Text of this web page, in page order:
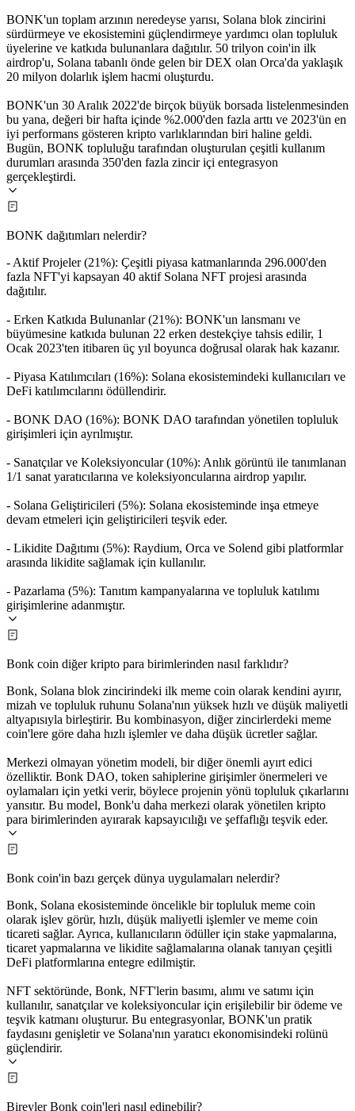
BONK'un toplam arzının neredeyse yarısı, Solana blok zincirini
sürdürmeye ve ekosistemini güçlendirmeye yardımcı olan topluluk
üyelerine ve katkıda bulunanlara dağıtılır. 50 trilyon coin'in ilk
airdrop'u, Solana tabanlı önde gelen bir DEX olan Orca'da yaklaşık
20 milyon dolarlık işlem hacmi oluşturdu.
BONK'un 30 Aralık 2022'de birçok büyük borsada listelenmesinden
bu yana, değeri bir hafta içinde %2.000'den fazla arttı ve 2023'ün en
iyi performans gösteren kripto varlıklarından biri haline geldi.
Bugün, BONK topluluğu tarafından oluşturulan çeşitli kullanım
durumları arasında 350'den fazla zincir içi entegrasyon
gerçekleştirdi.
BONK dağıtımları nelerdir?
- Aktif Projeler (21%): Çeşitli piyasa katmanlarında 296.000'den
fazla NFT'yi kapsayan 40 aktif Solana NFT projesi arasında
dağıtılır.
- Erken Katkıda Bulunanlar (21%): BONK'un lansmanı ve
büyümesine katkıda bulunan 22 erken destekçiye tahsis edilir, 1
Ocak 2023'ten itibaren üç yıl boyunca doğrusal olarak hak kazanır.
- Piyasa Katılımcıları (16%): Solana ekosistemindeki kullanıcıları ve
DeFi katılımcılarını ödüllendirir.
- BONK DAO (16%): BONK DAO tarafından yönetilen topluluk
girişimleri için ayrılmıştır.
- Sanatçılar ve Koleksiyoncular (10%): Anlık görüntü ile tanımlanan
1/1 sanat yaratıcılarına ve koleksiyoncularına airdrop yapılır.
- Solana Geliştiricileri (5%): Solana ekosisteminde inşa etmeye
devam etmeleri için geliştiricileri teşvik eder.
- Likidite Dağıtımı (5%): Raydium, Orca ve Solend gibi platformlar
arasında likidite sağlamak için kullanılır.
- Pazarlama (5%): Tanıtım kampanyalarına ve topluluk katılımı
girişimlerine adanmıştır.
Bonk coin diğer kripto para birimlerinden nasıl farklıdır?
Bonk, Solana blok zincirindeki ilk meme coin olarak kendini ayırır,
mizah ve topluluk ruhunu Solana'nın yüksek hızlı ve düşük maliyetli
altyapısıyla birleştirir. Bu kombinasyon, diğer zincirlerdeki meme
coin'lere göre daha hızlı işlemler ve daha düşük ücretler sağlar.
Merkezi olmayan yönetim modeli, bir diğer önemli ayırt edici
özelliktir. Bonk DAO, token sahiplerine girişimler önermeleri ve
oylamaları için yetki verir, böylece projenin yönü topluluk çıkarlarını
yansıtır. Bu model, Bonk'u daha merkezi olarak yönetilen kripto
para birimlerinden ayırarak kapsayıcılığı ve şeffaflığı teşvik eder.
Bonk coin'in bazı gerçek dünya uygulamaları nelerdir?
Bonk, Solana ekosisteminde öncelikle bir topluluk meme coin
olarak işlev görür, hızlı, düşük maliyetli işlemler ve meme coin
ticareti sağlar. Ayrıca, kullanıcıların ödüller için stake yapmalarına,
ticaret yapmalarına ve likidite sağlamalarına olanak tanıyan çeşitli
DeFi platformlarına entegre edilmiştir.
NFT sektöründe, Bonk, NFT'lerin basımı, alımı ve satımı için
kullanılır, sanatçılar ve koleksiyoncular için erişilebilir bir ödeme ve
teşvik katmanı oluşturur. Bu entegrasyonlar, BONK'un pratik
faydasını genişletir ve Solana'nın yaratıcı ekonomisindeki rolünü
güçlendirir.
Bireyler Bonk coin'leri nasıl edinebilir?